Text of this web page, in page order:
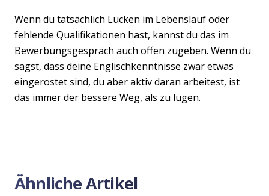
Wenn du tatsächlich Lücken im Lebenslauf oder
fehlende Qualifikationen hast, kannst du das im
Bewerbungsgespräch auch offen zugeben. Wenn du
sagst, dass deine Englischkenntnisse zwar etwas
eingerostet sind, du aber aktiv daran arbeitest, ist
das immer der bessere Weg, als zu lügen.
Ähnliche Artikel